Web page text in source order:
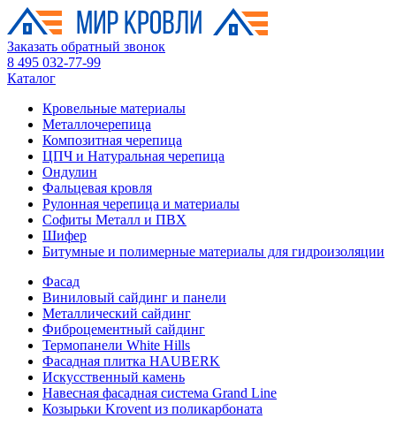
Заказать обратный звонок
8 495 032-77-99
Каталог
Кровельные материалы
Металлочерепица
Композитная черепица
ЦПЧ и Натуральная черепица
Ондулин
Фальцевая кровля
Рулонная черепица и материалы
Софиты Металл и ПВХ
Шифер
Битумные и полимерные материалы для гидроизоляции
Фасад
Виниловый сайдинг и панели
Металлический сайдинг
Фиброцементный сайдинг
Термопанели White Hills
Фасадная плитка HAUBERK
Искусственный камень
Навесная фасадная система Grand Line
Козырьки Krovent из поликарбоната